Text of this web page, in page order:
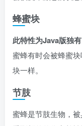
蜂蜜块
此特性为Java版独有
蜜蜂有时会被蜂蜜
块一样。
节肢
蜜蜂是节肢生物，